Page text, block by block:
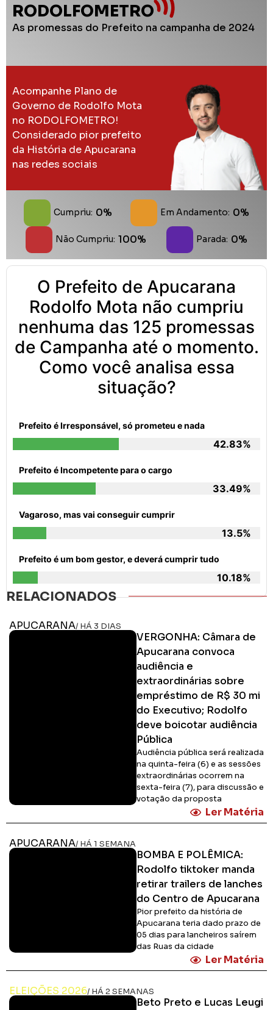
RODOLFOMETRO
As promessas do Prefeito na campanha de 2024
Acompanhe Plano de
Governo de Rodolfo Mota
no RODOLFOMETRO!
Considerado pior prefeito
da História de Apucarana
nas redes sociais
Cumpriu: 0% Em Andamento: 0%
Não Cumpriu: 100% Parada: 0%
O Prefeito de Apucarana
Rodolfo Mota não cumpriu
nenhuma das 125 promessas
de Campanha até o momento.
Como você analisa essa
situação?
Prefeito é Irresponsável, só prometeu e nada
42.83%
Prefeito é Incompetente para o cargo
33.49%
Vagaroso, mas vai conseguir cumprir
13.5%
Prefeito é um bom gestor, e deverá cumprir tudo
10.18%
RELACIONADOS
APUCARANA/ HÁ 3 DIAS
VERGONHA: Câmara de
Apucarana convoca
audiência e
extraordinárias sobre
empréstimo de R$ 30 mi
do Executivo; Rodolfo
deve boicotar audiência
Pública
Audiência pública será realizada
na quinta-feira (6) e as sessões
extraordinárias ocorrem na
sexta-feira (7), para discussão e
votação da proposta
Ler Matéria
APUCARANA/ HÁ 1 SEMANA
BOMBA E POLÊMICA:
Rodolfo tiktoker manda
retirar trailers de lanches
do Centro de Apucarana
Pior prefeito da história de
Apucarana teria dado prazo de
05 dias para lancheiros saírem
das Ruas da cidade
Ler Matéria
ELEIÇÕES 2026/ HÁ 2 SEMANAS
Beto Preto e Lucas Leugi